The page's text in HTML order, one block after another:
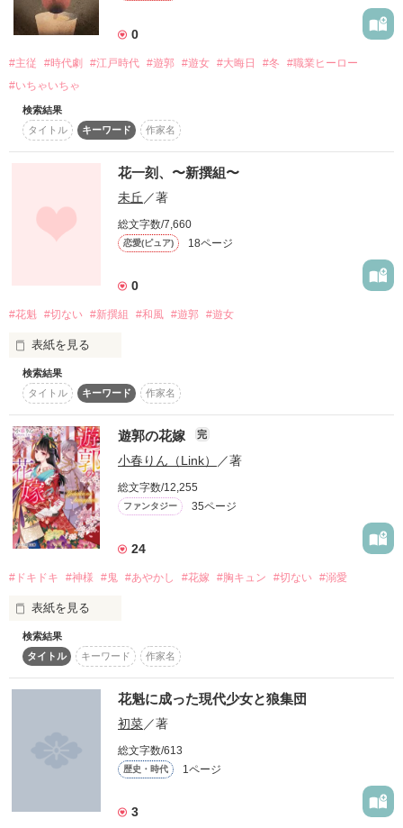
十六夜
せせこましくて意地っ張りな月と、
彼は言いました。
此方は十六夜の蝶。
作品を読む
七瀬アキこと優波
隣町の花屋
雛宮詩和（コトワ）
2013.02.25start
作品を読む
「あたしら遊女だってお前らと同じ人間なんだよ！」
「裕次郎さん…、裕次郎さん……。あたしを捨てないで…」
「間夫なんてただの飼い犬だよ」
「腹に、子ができたかもしれない…」
こんにちは＊
タピオカですっ
江戸時代だいすぴな女子高生です(^_^)
身体を売るのはゾッとしますが、それをうっとりするくらい優
雅に勤めていた遊女の話を書きたいと思い立ちましたっ
本当に気分屋ですみませんっ(゜ロ゜;
でも、一生懸命書くのでお手柔らかに…
作品を読む
0
#主従 #時代劇 #江戸時代 #遊郭 #遊女 #大晦日 #冬
#職業ヒーロー
#いちゃいちゃ
検索結果
タイトル
キーワード 作家名
花一刻、〜新撰組〜
未丘／著
総文字数/7,660
恋愛(ピュア) 18ページ
0
#花魁 #切ない #新撰組 #和風 #遊郭 #遊女
表紙を見る
舞台は江戸末期の京都・島原。
この島原に本物の恋や愛なんて無い。
だけど、燃える様な恋がしたい。
と思っていた…遊女 重音。
ある春の日の宴会で新撰組と知り合い、
彼女は切なくも燃える様な恋を経験して…。
本当に好きな人に好きと言えない事はこんなにも切なくて、辛
検索結果
タイトル
キーワード 作家名
遊郭の花嫁 完
小春りん（Link） ／著
総文字数/12,255
ファンタジー 35ページ
24
#ドキドキ #神様 #鬼 #あやかし #花嫁 #胸キュン #切ない #溺愛
表紙を見る
「お前に妬かれるのは気分がいいな」
――ときは大正。
今日も朝が来るまで眠らない。
検索結果
タイトル
キーワード 作家名
花魁に成った現代少女と狼集団
初菜／著
総文字数/613
歴史・時代 1ページ
3